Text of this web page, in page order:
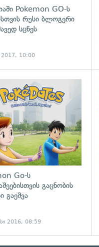
Pokemon GO-ს
რუსი ბლოგერი
სცნეს
2017, 10:00
Go-ს
გაცნობის
გაეშვა
2016, 08:59